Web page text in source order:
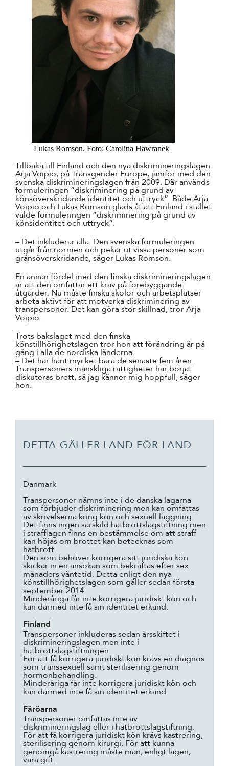
Lukas Romson. Foto: Carolina Hawranek
Tillbaka till Finland och den nya diskrimineringslagen.
Arja Voipio, på Transgender Europe, jämför med den
svenska diskrimineringslagen från 2009. Där används
formuleringen ”diskriminering på grund av
könsöverskridande identitet och uttryck”. Både Arja
Voipio och Lukas Romson gläds åt att Finland i stället
valde formuleringen ”diskriminering på grund av
könsidentitet och uttryck”.
– Det inkluderar alla. Den svenska formuleringen
utgår från normen och pekar ut vissa personer som
gränsöverskridande, säger Lukas Romson.
En annan fördel med den finska diskrimineringslagen
är att den omfattar ett krav på förebyggande
åtgärder. Nu måste finska skolor och arbetsplatser
arbeta aktivt för att motverka diskriminering av
transpersoner. Det kan göra stor skillnad, tror Arja
Voipio.
Trots bakslaget med den finska
könstillhörighetslagen tror hon att förändring är på
gång i alla de nordiska länderna.
– Det har hänt mycket bara de senaste fem åren.
Transpersoners mänskliga rättigheter har börjat
diskuteras brett, så jag känner mig hoppfull, säger
hon.
DETTA GÄLLER LAND FÖR LAND
Danmark
Transpersoner nämns inte i de danska lagarna
som förbjuder diskriminering men kan omfattas
av skrivelserna kring kön och sexuell läggning.
Det finns ingen särskild hatbrottslagstiftning men
i strafflagen finns en bestämmelse om att straff
kan höjas om brottet kan betecknas som
hatbrott.
Den som behöver korrigera sitt juridiska kön
skickar in en ansökan som bekräftas efter sex
månaders väntetid. Detta enligt den nya
könstillhörighetslagen som gäller sedan första
september 2014.
Minderåriga får inte korrigera juridiskt kön och
kan därmed inte få sin identitet erkänd.
Finland
Transpersoner inkluderas sedan årsskiftet i
diskrimineringslagen men inte i
hatbrottslagstiftningen.
För att få korrigera juridiskt kön krävs en diagnos
som transsexuell samt sterilisering genom
hormonbehandling.
Minderåriga får inte korrigera juridiskt kön och
kan därmed inte få sin identitet erkänd.
Färöarna
Transpersoner omfattas inte av
diskrimineringslag eller i hatbrottslagstiftning.
För att få korrigera juridiskt kön krävs kastrering,
sterilisering genom kirurgi. För att kunna
genomgå kastrering måste man, enligt lagen,
vara gift.